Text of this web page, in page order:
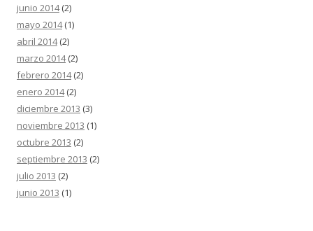
junio 2014(2)
mayo 2014(1)
abril 2014(2)
marzo 2014(2)
febrero 2014(2)
enero 2014(2)
diciembre 2013 (3)
noviembre 2013 (1)
octubre 2013 (2)
septiembre 2013 (2)
julio 2013 (2)
junio 2013 (1)